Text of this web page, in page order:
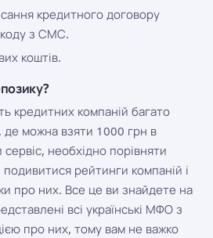
кредитного договору
з СМС.
коштів.
кредитних компаній багато
можна взяти 1000 грн в
необхідно порівняти
рейтинги компаній і
про них. Все це ви знайдете на
всі українські МФО з
про них, тому вам не важко